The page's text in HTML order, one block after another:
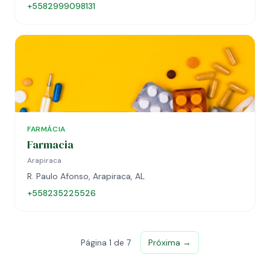
+5582999098131
FARMÁCIA
Farmacia
Arapiraca
R. Paulo Afonso, Arapiraca, AL
+558235225526
Página 1 de 7 Próxima →